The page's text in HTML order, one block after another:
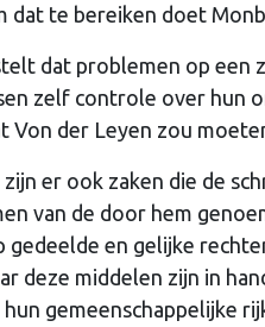
dat te bereiken doet
dat problemen op een
zelf controle over hun
Von der Leyen zou
er ook zaken die de
van de door hem
gedeelde en gelijke
deze middelen zijn in
gemeenschappelijke